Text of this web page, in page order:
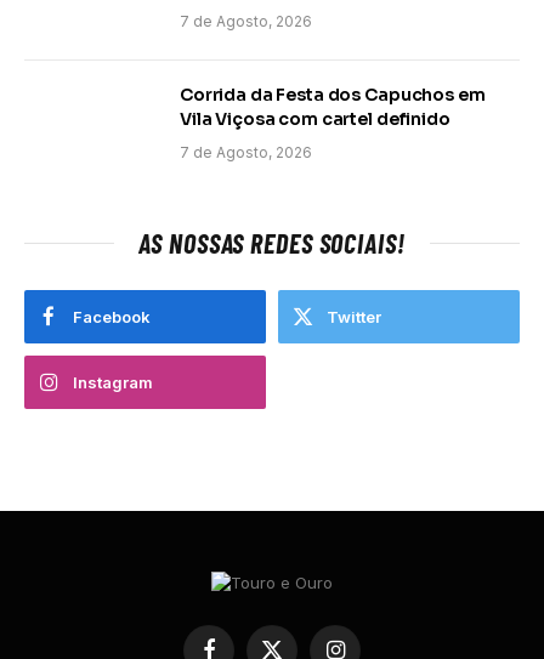
7 de Agosto, 2026
Corrida da Festa dos Capuchos em
Vila Viçosa com cartel definido
7 de Agosto, 2026
AS NOSSAS REDES SOCIAIS!
Facebook Twitter
Instagram